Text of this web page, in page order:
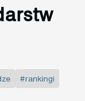
#rankingi